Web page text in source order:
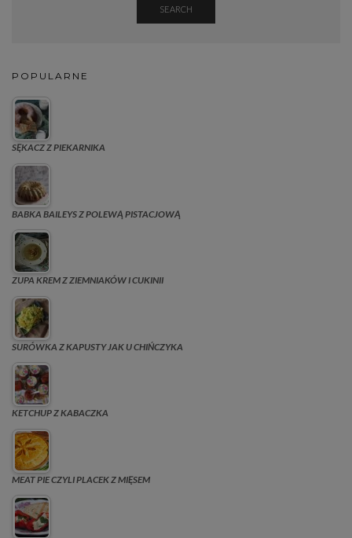
SEARCH
POPULARNE
SĘKACZ Z PIEKARNIKA
BABKA BAILEYS Z POLEWĄ PISTACJOWĄ
ZUPA KREM Z ZIEMNIAKÓW I CUKINII
SURÓWKA Z KAPUSTY JAK U CHIŃCZYKA
KETCHUP Z KABACZKA
MEAT PIE CZYLI PLACEK Z MIĘSEM